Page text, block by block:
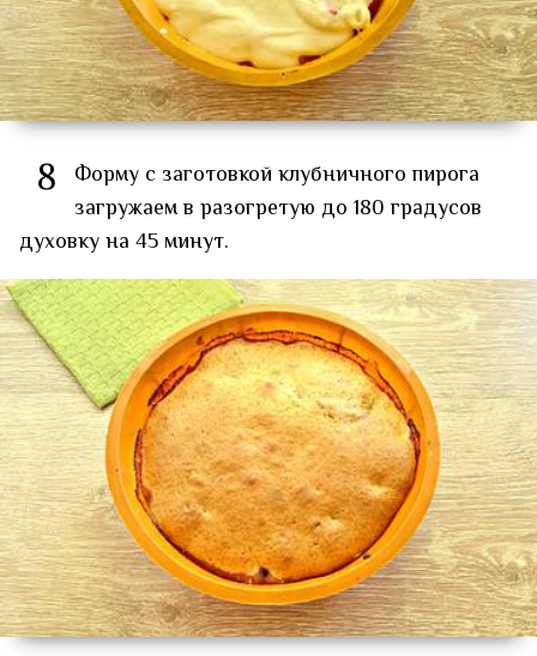
8
Форму с заготовкой клубничного пирога
загружаем в разогретую до 180 градусов
духовку на 45 минут.